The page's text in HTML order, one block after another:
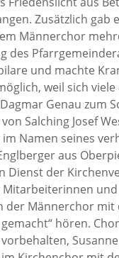
Zusätzlich gab
Männerchor
des
und machte
weil sich
Genau zum
Salching Josef
Namen seines
aus
Dienst der
Mitarbeiterinnen
der Männerchor mit
hören.